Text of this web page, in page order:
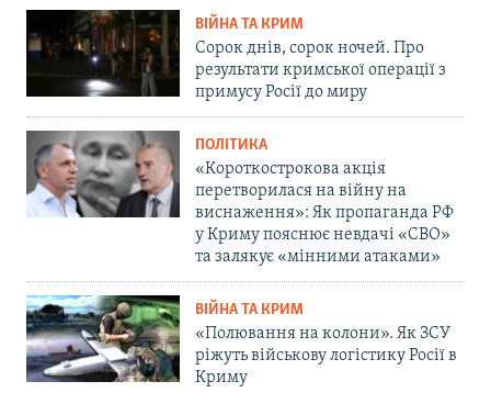
ВІЙНА ТА КРИМ
Сорок днів, сорок ночей. Про
результати кримської операції з
примусу Росії до миру
ПОЛІТИКА
«Короткострокова акція
перетворилася на війну на
виснаження»: Як пропаганда РФ
у Криму пояснює невдачі «СВО»
та залякує «мінними атаками»
ВІЙНА ТА КРИМ
«Полювання на колони». Як ЗСУ
ріжуть військову логістику Росії в
Криму